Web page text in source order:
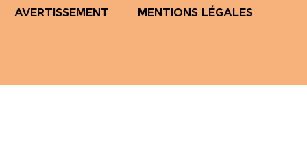
AVERTISSEMENT MENTIONS LÉGALES